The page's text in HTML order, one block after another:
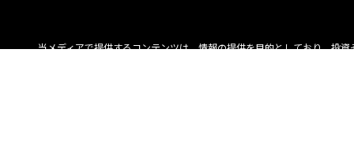
当メディアで提供するコンテンツは、情報の提供を目的としており、投資